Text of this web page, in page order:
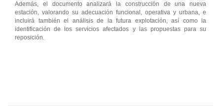
Además, el documento analizará la construcción de una nueva
estación, valorando su adecuación funcional, operativa y urbana, e
incluirá también el análisis de la futura explotación, así como la
identificación de los servicios afectados y las propuestas para su
reposición.